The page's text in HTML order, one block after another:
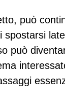
può
può